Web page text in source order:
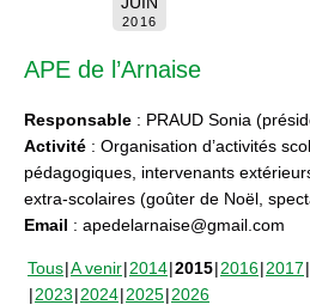
2016
APE de l’Arnaise
Responsable : PRAUD Sonia
Activité : Organisation d’activités
pédagogiques, intervenants
extra-scolaires (goûter de Noël,
Email : apedelarnaise@gmail.com
Tous A venir 2014 2015 2016 2017
2023 2024 2025 2026